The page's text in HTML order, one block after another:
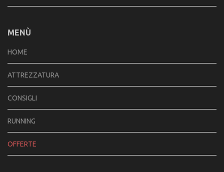
MENÙ
HOME
ATTREZZATURA
CONSIGLI
RUNNING
OFFERTE